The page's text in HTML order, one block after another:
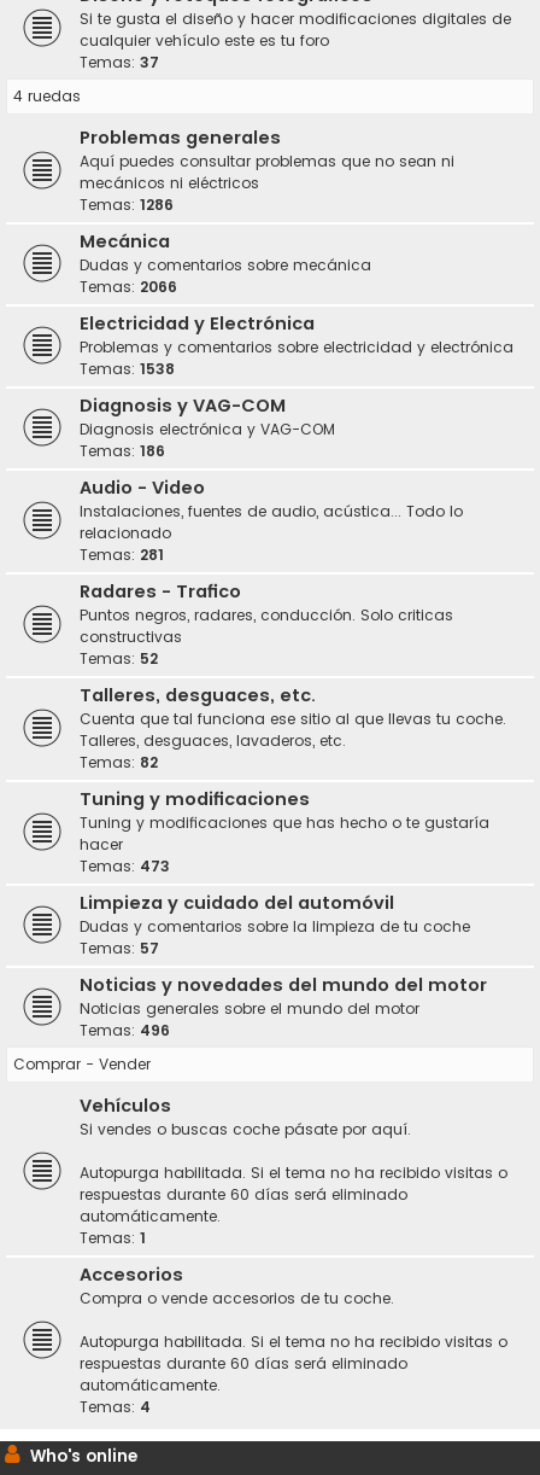
Si te gusta el diseño y hacer modificaciones digitales de
cualquier vehículo este es tu foro
Temas: 37
4 ruedas
Problemas generales
Aquí puedes consultar problemas que no sean ni
mecánicos ni eléctricos
Temas: 1286
Mecánica
Dudas y comentarios sobre mecánica
Temas: 2066
Electricidad y Electrónica
Problemas y comentarios sobre electricidad y electrónica
Temas: 1538
Diagnosis y VAG-COM
Diagnosis electrónica y VAG-COM
Temas: 186
Audio - Video
Instalaciones, fuentes de audio, acústica... Todo lo
relacionado
Temas: 281
Radares - Trafico
Puntos negros, radares, conducción. Solo criticas
constructivas
Temas: 52
Talleres, desguaces, etc.
Cuenta que tal funciona ese sitio al que llevas tu coche.
Talleres, desguaces, lavaderos, etc.
Temas: 82
Tuning y modificaciones
Tuning y modificaciones que has hecho o te gustaría
hacer
Temas: 473
Limpieza y cuidado del automóvil
Dudas y comentarios sobre la limpieza de tu coche
Temas: 57
Noticias y novedades del mundo del motor
Noticias generales sobre el mundo del motor
Temas: 496
Comprar - Vender
Vehículos
Si vendes o buscas coche pásate por aquí.
Autopurga habilitada. Si el tema no ha recibido visitas o
respuestas durante 60 días será eliminado
automáticamente.
Temas: 1
Accesorios
Compra o vende accesorios de tu coche.
Autopurga habilitada. Si el tema no ha recibido visitas o
respuestas durante 60 días será eliminado
automáticamente.
Temas: 4
Who's online